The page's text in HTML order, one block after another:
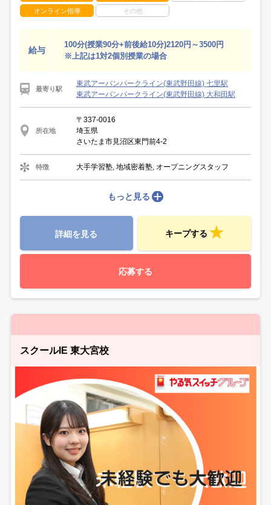
オンライン指導 その他
給与
100分(授業90分+前後給10分)2120円～3500円
※上記は1対2個別授業の場合
最寄り駅
東武アーバンパークライン(東武野田線) 七里駅
東武アーバンパークライン(東武野田線) 大和田駅
所在地
〒337-0016
埼玉県
さいたま市見沼区東門前4-2
特徴 大手学習塾, 地域密着塾, オープニングスタッフ
もっと見る
詳細を見る キープする
応募する
スクールIE 東大宮校